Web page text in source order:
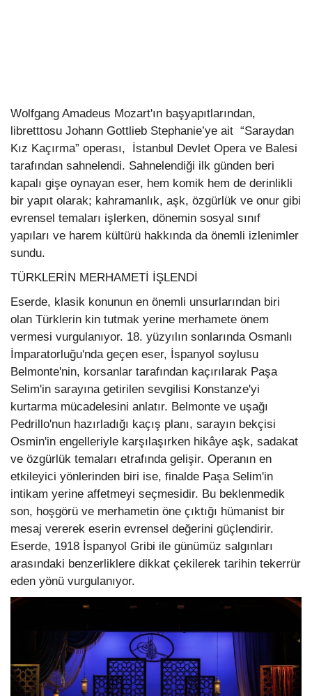
Gündem
Dünya
Wolfgang Amadeus Mozart'ın başyapıtlarından,
libretttosu Johann Gottlieb Stephanie’ye ait “Saraydan
Kız Kaçırma” operası, İstanbul Devlet Opera ve Balesi
tarafından sahnelendi. Sahnelendiği ilk günden beri
kapalı gişe oynayan eser, hem komik hem de derinlikli
bir yapıt olarak; kahramanlık, aşk, özgürlük ve onur gibi
evrensel temaları işlerken, dönemin sosyal sınıf
yapıları ve harem kültürü hakkında da önemli izlenimler
sundu.
TÜRKLERİN MERHAMETİ İŞLENDİ
Eserde, klasik konunun en önemli unsurlarından biri
olan Türklerin kin tutmak yerine merhamete önem
vermesi vurgulanıyor. 18. yüzyılın sonlarında Osmanlı
İmparatorluğu'nda geçen eser, İspanyol soylusu
Belmonte'nin, korsanlar tarafından kaçırılarak Paşa
Selim'in sarayına getirilen sevgilisi Konstanze'yi
kurtarma mücadelesini anlatır. Belmonte ve uşağı
Pedrillo'nun hazırladığı kaçış planı, sarayın bekçisi
Osmin'in engelleriyle karşılaşırken hikâye aşk, sadakat
ve özgürlük temaları etrafında gelişir. Operanın en
etkileyici yönlerinden biri ise, finalde Paşa Selim'in
intikam yerine affetmeyi seçmesidir. Bu beklenmedik
son, hoşgörü ve merhametin öne çıktığı hümanist bir
mesaj vererek eserin evrensel değerini güçlendirir.
Eserde, 1918 İspanyol Gribi ile günümüz salgınları
arasındaki benzerliklere dikkat çekilerek tarihin tekerrür
eden yönü vurgulanıyor.